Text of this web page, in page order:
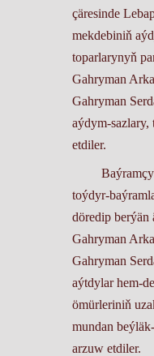
çäresinde
mekdebiniň
toparlarynyň
Gahryman
Gahryman
aýdym-sazlary,
etdiler.
toýdyr-
döredip
Gahryman
Gahryman
aýtdylar hem-
ömürleriniň
mundan
arzuw etdiler.